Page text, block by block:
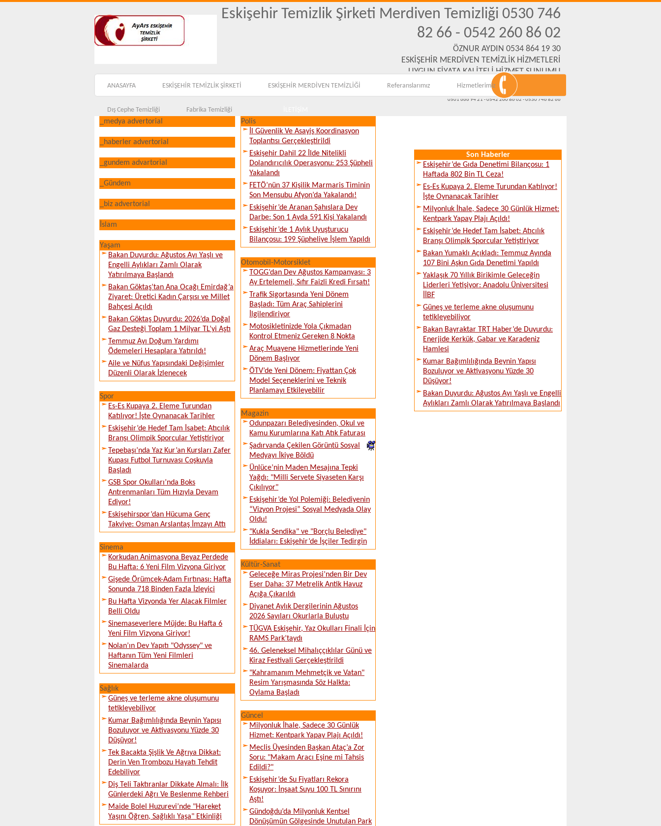
Eskişehir Temizlik Şirketi Merdiven Temizliği 0530 746
82 66 - 0542 260 86 02
ÖZNUR AYDIN 0534 864 19 30
ESKİŞEHİR MERDİVEN TEMİZLİK HİZMETLERİ
UYGUN FİYATA KALİTELİ HİZMET SUNUMU
Emek Mh. Yanartaş Sk. No:31 Eskişehir
www.eskisehirmerdiventemizliksirketi.com
0501 666 94 21 - 0542 260 86 02 - 0530 746 82 66
ANASAYFA ESKİŞEHİR TEMİZLİK ŞİRKETİ ESKİŞEHİR MERDİVEN TEMİZLİĞİ Referanslarımız Hizmetlerimiz
Dış Cephe Temizliği Fabrika Temizliği
_medya advertorial
_haberler advertorial
_gundem advartorial
_Gündem
_biz advertorial
İslam
Yaşam
Bakan Duyurdu: Ağustos Ayı Yaşlı ve
Engelli Aylıkları Zamlı Olarak
Yatırılmaya Başlandı
Bakan Göktaş’tan Ana Ocağı Emirdağ’a
Ziyaret: Üretici Kadın Çarşısı ve Millet
Bahçesi Açıldı
Bakan Göktaş Duyurdu: 2026’da Doğal
Gaz Desteği Toplam 1 Milyar TL’yi Aştı
Temmuz Ayı Doğum Yardımı
Ödemeleri Hesaplara Yatırıldı!
Aile ve Nüfus Yapısındaki Değişimler
Düzenli Olarak İzlenecek
Spor
Es-Es Kupaya 2. Eleme Turundan
Katılıyor! İşte Oynanacak Tarihler
Eskişehir’de Hedef Tam İsabet: Atıcılık
Branşı Olimpik Sporcular Yetiştiriyor
Tepebaşı’nda Yaz Kur’an Kursları Zafer
Kupası Futbol Turnuvası Coşkuyla
Başladı
GSB Spor Okulları’nda Boks
Antrenmanları Tüm Hızıyla Devam
Ediyor!
Eskişehirspor’dan Hücuma Genç
Takviye: Osman Arslantaş İmzayı Attı
Sinema
Korkudan Animasyona Beyaz Perdede
Bu Hafta: 6 Yeni Film Vizyona Giriyor
Gişede Örümcek-Adam Fırtınası: Hafta
Sonunda 718 Binden Fazla İzleyici
Bu Hafta Vizyonda Yer Alacak Filmler
Belli Oldu
Sinemaseverlere Müjde: Bu Hafta 6
Yeni Film Vizyona Giriyor!
Nolan’ın Dev Yapıtı "Odyssey" ve
Haftanın Tüm Yeni Filmleri
Sinemalarda
Sağlık
Güneş ve terleme akne oluşumunu
tetikleyebiliyor
Kumar Bağımlılığında Beynin Yapısı
Bozuluyor ve Aktivasyonu Yüzde 30
Düşüyor!
Tek Bacakta Şişlik Ve Ağrıya Dikkat:
Derin Ven Trombozu Hayatı Tehdit
Edebiliyor
Diş Teli Taktıranlar Dikkate Almalı: İlk
Günlerdeki Ağrı Ve Beslenme Rehberi
Maide Bolel Huzurevi’nde "Hareket
Yaşını Öğren, Sağlıklı Yaşa" Etkinliği
Polis
İl Güvenlik Ve Asayiş Koordinasyon
Toplantısı Gerçekleştirildi
Eskişehir Dahil 22 İlde Nitelikli
Dolandırıcılık Operasyonu: 253 Şüpheli
Yakalandı
FETÖ’nün 37 Kişilik Marmaris Timinin
Son Mensubu Afyon’da Yakalandı!
Eskişehir’de Aranan Şahıslara Dev
Darbe: Son 1 Ayda 591 Kişi Yakalandı
Eskişehir’de 1 Aylık Uyuşturucu
Bilançosu: 199 Şüpheliye İşlem Yapıldı
Otomobil-Motorsiklet
TOGG’dan Dev Ağustos Kampanyası: 3
Ay Ertelemeli, Sıfır Faizli Kredi Fırsatı!
Trafik Sigortasında Yeni Dönem
Başladı: Tüm Araç Sahiplerini
İlgilendiriyor
Motosikletinizde Yola Çıkmadan
Kontrol Etmeniz Gereken 8 Nokta
Araç Muayene Hizmetlerinde Yeni
Dönem Başlıyor
ÖTV’de Yeni Dönem: Fiyattan Çok
Model Seçeneklerini ve Teknik
Planlamayı Etkileyebilir
Magazin
Odunpazarı Belediyesinden, Okul ve
Kamu Kurumlarına Katı Atık Faturası
Şadırvanda Çekilen Görüntü Sosyal
Medyayı İkiye Böldü
Ünlüce’nin Maden Mesajına Tepki
Yağdı: "Milli Servete Siyaseten Karşı
Çıkılıyor"
Eskişehir’de Yol Polemiği: Belediyenin
“Vizyon Projesi” Sosyal Medyada Olay
Oldu!
"Kukla Sendika" ve "Borçlu Belediye"
İddiaları: Eskişehir’de İşçiler Tedirgin
Kültür-Sanat
Geleceğe Miras Projesi’nden Bir Dev
Eser Daha: 37 Metrelik Antik Havuz
Açığa Çıkarıldı
Diyanet Aylık Dergilerinin Ağustos
2026 Sayıları Okurlarla Buluştu
TÜGVA Eskişehir, Yaz Okulları Finali İçin
RAMS Park’taydı
46. Geleneksel Mihalıççıklılar Günü ve
Kiraz Festivali Gerçekleştirildi
"Kahramanım Mehmetçik ve Vatan"
Resim Yarışmasında Söz Halkta:
Oylama Başladı
Güncel
Milyonluk İhale, Sadece 30 Günlük
Hizmet: Kentpark Yapay Plajı Açıldı!
Meclis Üyesinden Başkan Ataç’a Zor
Soru: "Makam Aracı Eşine mi Tahsis
Edildi?"
Eskişehir’de Su Fiyatları Rekora
Koşuyor: İnşaat Suyu 100 TL Sınırını
Aştı!
Gündoğdu’da Milyonluk Kentsel
Dönüşümün Gölgesinde Unutulan Park
Son Haberler
Eskişehir’de Gıda Denetimi Bilançosu: 1
Haftada 802 Bin TL Ceza!
Es-Es Kupaya 2. Eleme Turundan Katılıyor!
İşte Oynanacak Tarihler
Milyonluk İhale, Sadece 30 Günlük Hizmet:
Kentpark Yapay Plajı Açıldı!
Eskişehir’de Hedef Tam İsabet: Atıcılık
Branşı Olimpik Sporcular Yetiştiriyor
Bakan Yumaklı Açıkladı: Temmuz Ayında
107 Bini Aşkın Gıda Denetimi Yapıldı
Yaklaşık 70 Yıllık Birikimle Geleceğin
Liderleri Yetişiyor: Anadolu Üniversitesi
İİBF
Güneş ve terleme akne oluşumunu
tetikleyebiliyor
Bakan Bayraktar TRT Haber’de Duyurdu:
Enerjide Kerkük, Gabar ve Karadeniz
Hamlesi
Kumar Bağımlılığında Beynin Yapısı
Bozuluyor ve Aktivasyonu Yüzde 30
Düşüyor!
Bakan Duyurdu: Ağustos Ayı Yaşlı ve Engelli
Aylıkları Zamlı Olarak Yatırılmaya Başlandı